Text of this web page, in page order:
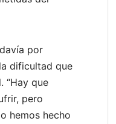
por
dificultad que
“Hay que
pero
hemos hecho